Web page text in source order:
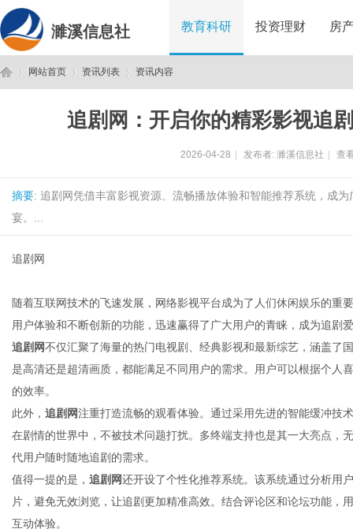
濉溪信息社 教育科研 投资理财 房
网站首页 资讯列表 资讯内容
追剧网：开启你的精彩影视追
2026-04-28 发布者: 濉溪信息社 查
摘要: 追剧网凭借丰富影视资源、流畅播放体验和智能推荐系统，成
宴。...
追剧网
随着互联网技术的飞速发展，网络影视平台成为了人们休闲娱乐的重
用户体验和不断创新的功能，迅速赢得了广大用户的青睐，成为追剧
追剧网不仅汇聚了海量的热门电视剧、经典影视和最新综艺，涵盖了
是高清还是超清画质，都能满足不同用户的需求。用户可以根据个人
的效率。
此外， 追剧网注重打造流畅的观看体验。通过采用先进的智能缓冲技
在剧情的世界中，不被技术问题打扰。多终端支持也是其一大亮点，
代用户随时随地追剧的需求。
值得一提的是， 追剧网还开设了个性化推荐系统。该系统通过分析用
片，避免无效浏览，让追剧更加精准高效。结合评论区和论坛功能
互动体验。